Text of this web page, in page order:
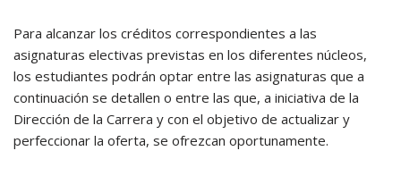
Para alcanzar los créditos correspondientes a las
asignaturas electivas previstas en los diferentes núcleos,
los estudiantes podrán optar entre las asignaturas que a
continuación se detallen o entre las que, a iniciativa de la
Dirección de la Carrera y con el objetivo de actualizar y
perfeccionar la oferta, se ofrezcan oportunamente.